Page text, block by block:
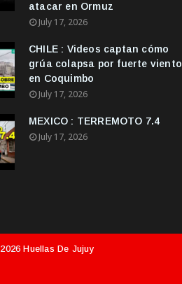
atacar en Ormuz
July 17, 2026
CHILE : Videos captan cómo
grúa colapsa por fuerte viento
en Coquimbo
July 17, 2026
MEXICO : TERREMOTO 7.4
July 17, 2026
2026Huellas De Jujuy